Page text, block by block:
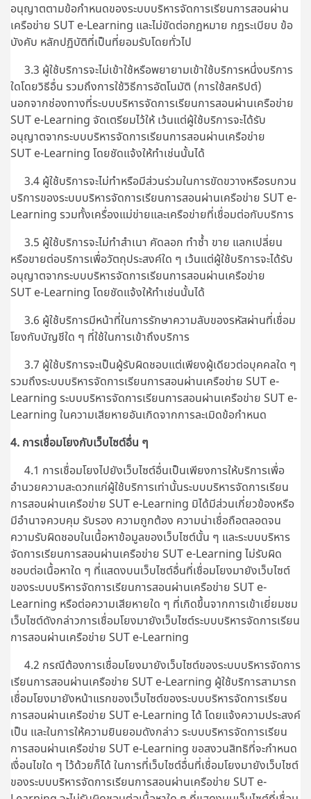
อนุญาตตามข้อกำหนดของระบบบริหารจัดการเรียนการสอนผ่าน
เครือข่าย SUT e-Learning และไม่ขัดต่อกฎหมาย กฎระเบียบ ข้อ
บังคับ หลักปฏิบัติที่เป็นที่ยอมรับโดยทั่วไป
3.3 ผู้ใช้บริการจะไม่เข้าใช้หรือพยายามเข้าใช้บริการหนึ่งบริการ
ใดโดยวิธีอื่น รวมถึงการใช้วิธีการอัตโนมัติ (การใช้สคริปต์)
นอกจากช่องทางที่ระบบบริหารจัดการเรียนการสอนผ่านเครือข่าย
SUT e-Learning จัดเตรียมไว้ให้ เว้นแต่ผู้ใช้บริการจะได้รับ
อนุญาตจากระบบบริหารจัดการเรียนการสอนผ่านเครือข่าย
SUT e-Learning โดยชัดแจ้งให้ทำเช่นนั้นได้
3.4 ผู้ใช้บริการจะไม่ทำหรือมีส่วนร่วมในการขัดขวางหรือรบกวน
บริการของระบบบริหารจัดการเรียนการสอนผ่านเครือข่าย SUT e-
Learning รวมทั้งเครื่องแม่ข่ายและเครือข่ายที่เชื่อมต่อกับบริการ
3.5 ผู้ใช้บริการจะไม่ทำสำเนา คัดลอก ทำซ้ำ ขาย แลกเปลี่ยน
หรือขายต่อบริการเพื่อวัตถุประสงค์ใด ๆ เว้นแต่ผู้ใช้บริการจะได้รับ
อนุญาตจากระบบบริหารจัดการเรียนการสอนผ่านเครือข่าย
SUT e-Learning โดยชัดแจ้งให้ทำเช่นนั้นได้
3.6 ผู้ใช้บริการมีหน้าที่ในการรักษาความลับของรหัสผ่านที่เชื่อม
โยงกับบัญชีใด ๆ ที่ใช้ในการเข้าถึงบริการ
3.7 ผู้ใช้บริการจะเป็นผู้รับผิดชอบแต่เพียงผู้เดียวต่อบุคคลใด ๆ
รวมถึงระบบบริหารจัดการเรียนการสอนผ่านเครือข่าย SUT e-
Learning ระบบบริหารจัดการเรียนการสอนผ่านเครือข่าย SUT e-
Learning ในความเสียหายอันเกิดจากการละเมิดข้อกำหนด
4. การเชื่อมโยงกับเว็บไซต์อื่น ๆ
4.1 การเชื่อมโยงไปยังเว็บไซต์อื่นเป็นเพียงการให้บริการเพื่อ
อำนวยความสะดวกแก่ผู้ใช้บริการเท่านั้นระบบบริหารจัดการเรียน
การสอนผ่านเครือข่าย SUT e-Learning มิได้มีส่วนเกี่ยวข้องหรือ
มีอำนาจควบคุม รับรอง ความถูกต้อง ความน่าเชื่อถือตลอดจน
ความรับผิดชอบในเนื้อหาข้อมูลของเว็บไซต์นั้น ๆ และระบบบริหาร
จัดการเรียนการสอนผ่านเครือข่าย SUT e-Learning ไม่รับผิด
ชอบต่อเนื้อหาใด ๆ ที่แสดงบนเว็บไซต์อื่นที่เชื่อมโยงมายังเว็บไซต์
ของระบบบริหารจัดการเรียนการสอนผ่านเครือข่าย SUT e-
Learning หรือต่อความเสียหายใด ๆ ที่เกิดขึ้นจากการเข้าเยี่ยมชม
เว็บไซต์ดังกล่าวการเชื่อมโยงมายังเว็บไซต์ระบบบริหารจัดการเรียน
การสอนผ่านเครือข่าย SUT e-Learning
4.2 กรณีต้องการเชื่อมโยงมายังเว็บไซต์ของระบบบริหารจัดการ
เรียนการสอนผ่านเครือข่าย SUT e-Learning ผู้ใช้บริการสามารถ
เชื่อมโยงมายังหน้าแรกของเว็บไซต์ของระบบบริหารจัดการเรียน
การสอนผ่านเครือข่าย SUT e-Learning ได้ โดยแจ้งความประสงค์
เป็น และในการให้ความยินยอมดังกล่าว ระบบบริหารจัดการเรียน
การสอนผ่านเครือข่าย SUT e-Learning ขอสงวนสิทธิที่จะกำหนด
เงื่อนไขใด ๆ ไว้ด้วยก็ได้ ในการที่เว็บไซต์อื่นที่เชื่อมโยงมายังเว็บไซต์
ของระบบบริหารจัดการเรียนการสอนผ่านเครือข่าย SUT e-